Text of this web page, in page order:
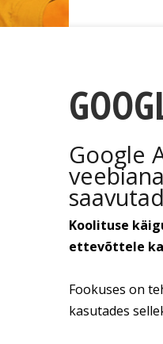
Google
Koolituse
ettevõttele
Fookuses on
kasutades